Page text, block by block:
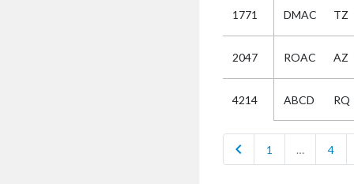
1771 DMAC TZ
2047 ROAC AZ
4214 ABCD RQ
chevron_left 1 … 4